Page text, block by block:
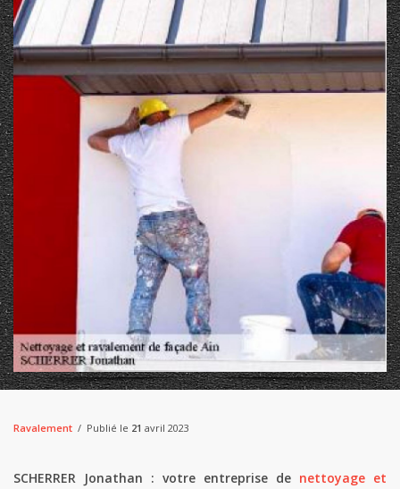
Ravalement Publié le 21 avril 2023
SCHERRER Jonathan : votre entreprise de nettoyage et